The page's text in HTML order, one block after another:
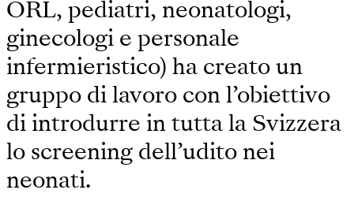
ORL, pediatri, neonatologi,
ginecologi e personale
infermieristico) ha creato un
gruppo di lavoro con l’obiettivo
di introdurre in tutta la Svizzera
lo screening dell’udito nei
neonati.